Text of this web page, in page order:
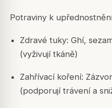
Potraviny k
Zdravé tuky: Ghí,
(vyživují tkáně)
Zahřívací koření:
(podporují trávení a